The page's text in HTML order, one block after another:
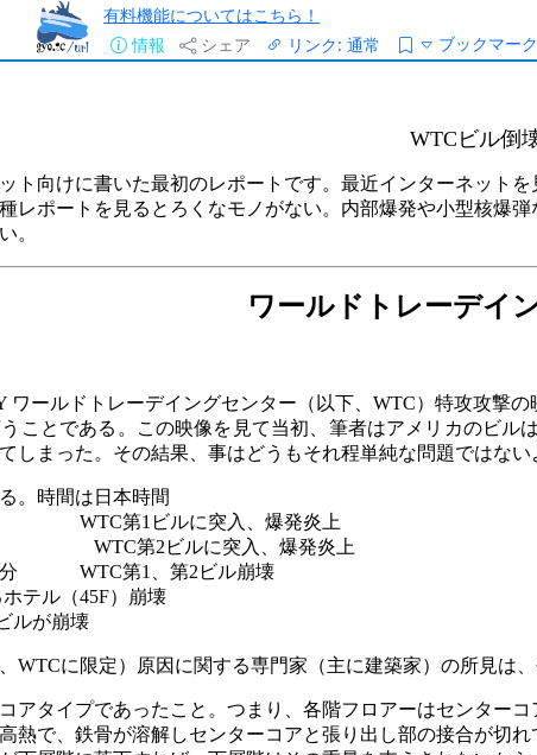
有料機能についてはこちら！
情報
シェア リンク: 通常 ブックマーク